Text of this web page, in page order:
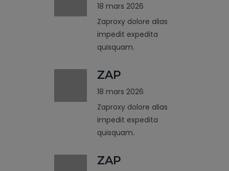
18 mars 2026
Zaproxy dolore alias
impedit expedita
quisquam.
ZAP
18 mars 2026
Zaproxy dolore alias
impedit expedita
quisquam.
ZAP